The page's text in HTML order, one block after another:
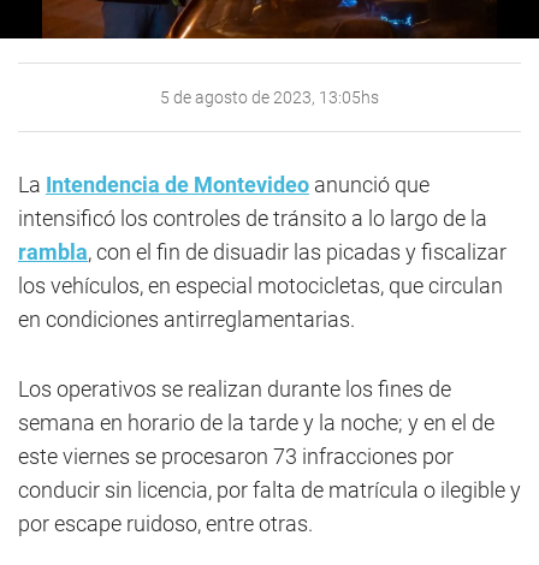
5 de agosto de 2023, 13:05hs
La Intendencia de Montevideo anunció que
intensificó los controles de tránsito a lo largo de la
rambla, con el fin de disuadir las picadas y fiscalizar
los vehículos, en especial motocicletas, que circulan
en condiciones antirreglamentarias.
Los operativos se realizan durante los fines de
semana en horario de la tarde y la noche; y en el de
este viernes se procesaron 73 infracciones por
conducir sin licencia, por falta de matrícula o ilegible y
por escape ruidoso, entre otras.